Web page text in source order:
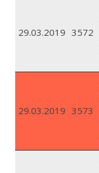
29.03.2019 3572
29.03.2019 3573